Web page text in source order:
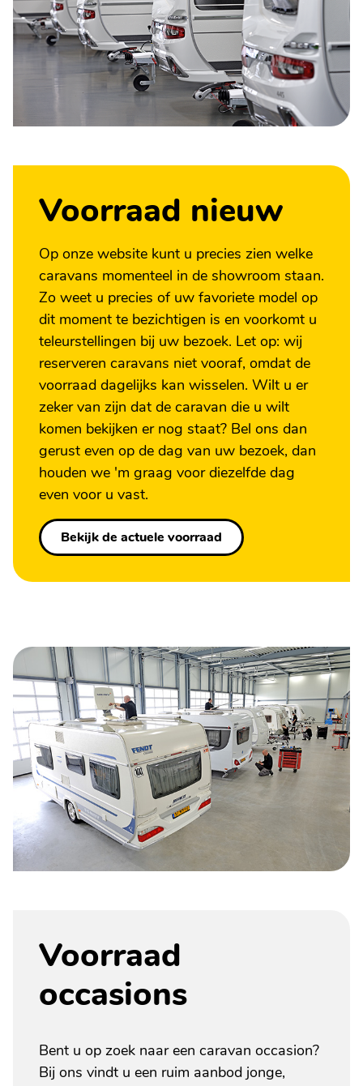
Voorraad nieuw
Op onze website kunt u precies zien welke
caravans momenteel in de showroom staan.
Zo weet u precies of uw favoriete model op
dit moment te bezichtigen is en voorkomt u
teleurstellingen bij uw bezoek. Let op: wij
reserveren caravans niet vooraf, omdat de
voorraad dagelijks kan wisselen. Wilt u er
zeker van zijn dat de caravan die u wilt
komen bekijken er nog staat? Bel ons dan
gerust even op de dag van uw bezoek, dan
houden we 'm graag voor diezelfde dag
even voor u vast.
Bekijk de actuele voorraad
Voorraad
occasions
Bent u op zoek naar een caravan occasion?
Bij ons vindt u een ruim aanbod jonge,